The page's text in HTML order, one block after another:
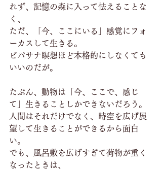
れず、記憶の森に入って怯えることな
く、
ただ、「今、ここにいる」感覚にフォ
ーカスして生きる。
ビパサナ瞑想ほど本格的にしなくても
いいのだが。
たぶん、動物は「今、ここで、感じ
て」生きることしかできないだろう。
人間はそれだけでなく、時空を広げ展
望して生きることができるから面白
い。
でも、風呂敷を広げすぎて荷物が重く
なったときは、